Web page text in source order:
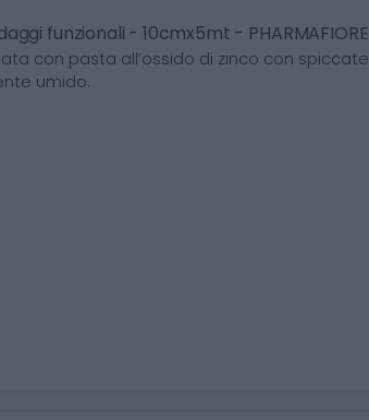
funzionali - 10cmx5mt - PHARMAFIORE
con pasta all’ossido di zinco con spiccate
umido.